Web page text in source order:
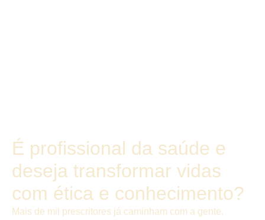
É profissional da saúde e
deseja transformar vidas
com ética e conhecimento?
Mais de mil prescritores já caminham com a gente,